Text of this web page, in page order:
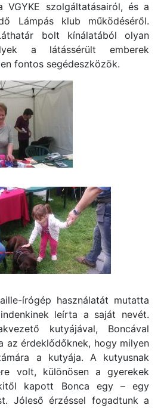
VGYKE szolgáltatásairól, és a
Lámpás klub működéséről.
bolt kínálatából olyan
a látássérült emberek
fontos segédeszközök.
írógép használatát mutatta
leírta a saját nevét.
kutyájával, Boncával
az érdeklődőknek, hogy milyen
a kutyája. A kutyusnak
volt, különösen a gyerekek
kapott Bonca egy – egy
Jóleső érzéssel fogadtunk a